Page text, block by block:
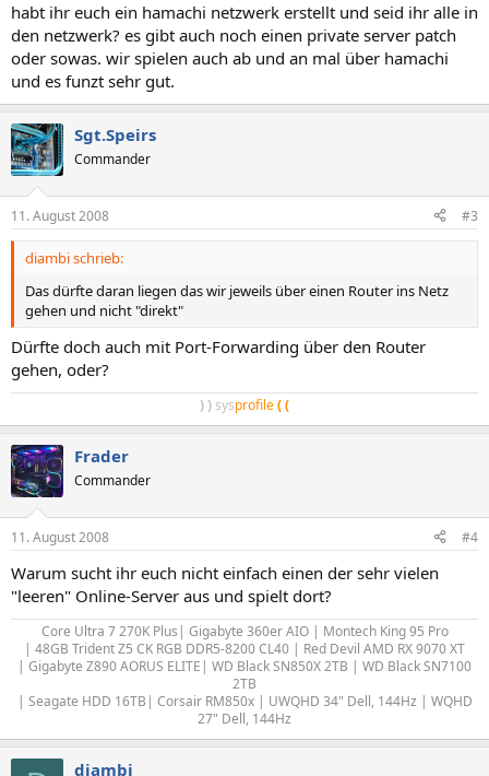
habt ihr euch ein hamachi netzwerk erstellt und seid ihr alle in
den netzwerk? es gibt auch noch einen private server patch
oder sowas. wir spielen auch ab und an mal über hamachi
und es funzt sehr gut.
Sgt.Speirs
Commander
11. August 2008 #3
diambi schrieb:
Das dürfte daran liegen das wir jeweils über einen Router ins Netz
gehen und nicht "direkt"
Dürfte doch auch mit Port-Forwarding über den Router
gehen, oder?
) ) sysprofile((
Frader
Commander
11. August 2008 #4
Warum sucht ihr euch nicht einfach einen der sehr vielen
"leeren" Online-Server aus und spielt dort?
Core Ultra 7 270K Plus| Gigabyte 360er AIO | Montech King 95 Pro
| 48GB Trident Z5 CK RGB DDR5-8200 CL40 | Red Devil AMD RX 9070 XT
| Gigabyte Z890 AORUS ELITE| WD Black SN850X 2TB | WD Black SN7100
2TB
| Seagate HDD 16TB| Corsair RM850x | UWQHD 34" Dell, 144Hz | WQHD
27" Dell, 144Hz​
diambi